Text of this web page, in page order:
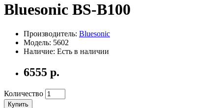
Bluesonic BS-B100
Производитель: Bluesonic
Модель: 5602
Наличие: Есть в наличии
6555 р.
Количество
Купить